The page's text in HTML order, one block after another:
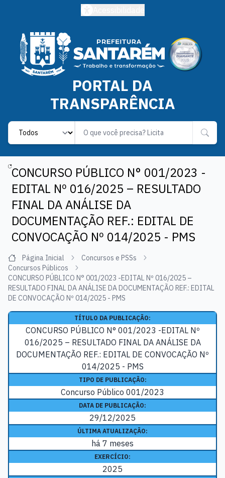
PORTAL DA
TRANSPARÊNCIA
Label
CONCURSO PÚBLICO N° 001/2023 -
EDITAL Nº 016/2025 – RESULTADO
FINAL DA ANÁLISE DA
DOCUMENTAÇÃO REF.: EDITAL DE
CONVOCAÇÃO Nº 014/2025 - PMS
Página Inicial
Concursos e PSSs
Concursos Públicos
CONCURSO PÚBLICO N° 001/2023 -EDITAL Nº 016/2025 –
RESULTADO FINAL DA ANÁLISE DA DOCUMENTAÇÃO REF.: EDITAL
DE CONVOCAÇÃO Nº 014/2025 - PMS
TÍTULO DA PUBLICAÇÃO:
CONCURSO PÚBLICO N° 001/2023 -EDITAL Nº
016/2025 – RESULTADO FINAL DA ANÁLISE DA
DOCUMENTAÇÃO REF.: EDITAL DE CONVOCAÇÃO Nº
014/2025 - PMS
TIPO DE PUBLICAÇÃO:
Concurso Público 001/2023
DATA DE PUBLICAÇÃO:
29/12/2025
ÚLTIMA ATUALIZAÇÃO:
há 7 meses
EXERCÍCIO:
2025